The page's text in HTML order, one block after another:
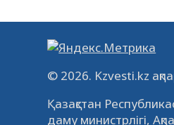
© 2026. Kzvesti.kz
Қазақстан
даму министрлігі,